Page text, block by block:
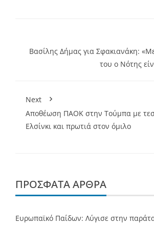
Βασίλης Δήμας για Σφακιανάκη:
του ο Νότης
Next
Αποθέωση ΠΑΟΚ στην Τούμπα με
Ελσίνκι και πρωτιά στον όμιλο
ΠΡΌΣΦΑΤΑ ΆΡΘΡΑ
Ευρωπαϊκό Παίδων: Λύγισε στην